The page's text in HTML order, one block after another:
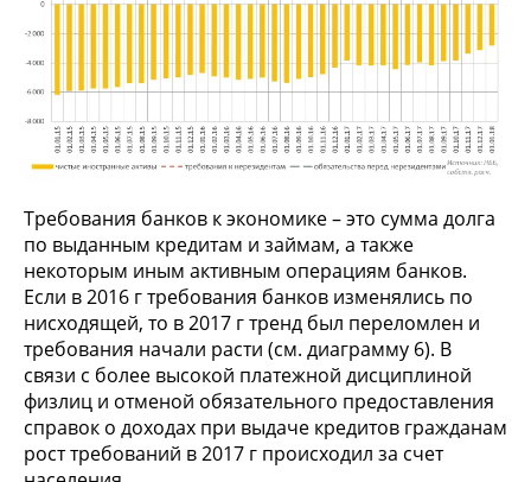
Требования банков к экономике – это сумма долга
по выданным кредитам и займам, а также
некоторым иным активным операциям банков.
Если в 2016 г требования банков изменялись по
нисходящей, то в 2017 г тренд был переломлен и
требования начали расти (см. диаграмму 6). В
связи с более высокой платежной дисциплиной
физлиц и отменой обязательного предоставления
справок о доходах при выдаче кредитов гражданам
рост требований в 2017 г происходил за счет